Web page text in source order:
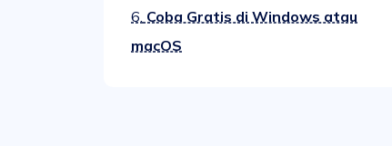
6. Coba Gratis di Windows atau
macOS